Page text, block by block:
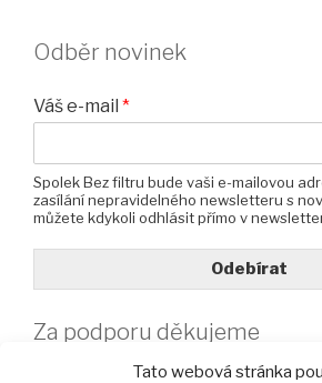
Tato webová stránka
Odběr novinek
Váš e-mail *
Spolek Bez filtru bude vaši e-mailovou
zasílání nepravidelného newsletteru s
můžete kdykoli odhlásit přímo v
Odebírat
Za podporu děkujeme